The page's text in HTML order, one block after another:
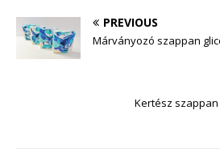
PREVIOUS
Márványozó szappan
Kertész